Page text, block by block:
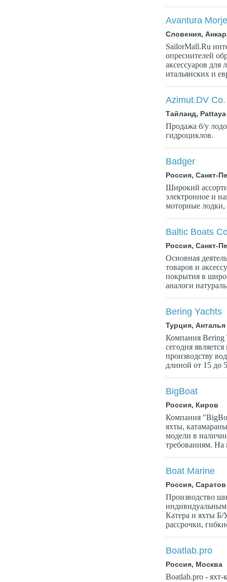
Avantura
Словения,
SailorMall.Ru
опреснителей
аксессуаров для
итальянских и
Azimut.DV Co.
Тайланд, Pattaya
Продажа б/у
гидроциклов.
Badger
Россия, Санкт-
Широкий
электронное и
моторные лодки,
Baltic Boats
Россия, Санкт-
Основная
товаров и
покрытия в
аналоги
Bering Yachts
Турция, Анталья
Компания Bering
сегодня
производству
длиной от 15 до
BigBoat
Россия, Киров
Компания
яхты,
модели в
требованиям. На
Boat Marine
Россия, Саратов
Производство
индивидуальным
Катера и яхты
рассрочки,
Boatlab.pro
Россия, Москва
Boatlab.pro -